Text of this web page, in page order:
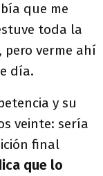
que me
toda la
verme ahí
día.
y su
veinte: sería
final
que lo